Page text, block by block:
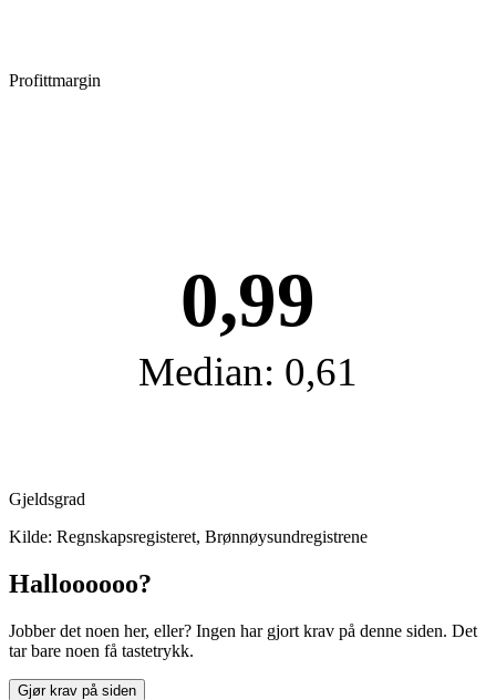
Profittmargin
0,99
Median: 0,61
Gjeldsgrad
Kilde: Regnskapsregisteret, Brønnøysundregistrene
Halloooooo?
Jobber det noen her, eller? Ingen har gjort krav på denne siden. Det
tar bare noen få tastetrykk.
Gjør krav på siden